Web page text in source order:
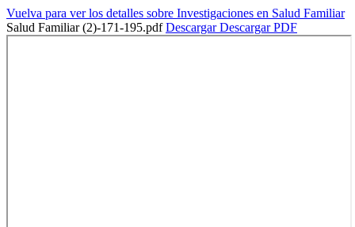
Vuelva para ver los detalles sobre Investigaciones en Salud Familiar
Salud Familiar (2)-171-195.pdfDescargarDescargar PDF